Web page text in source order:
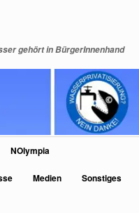
gehört in BürgerInnenhand
NOlympia
Medien Sonstiges